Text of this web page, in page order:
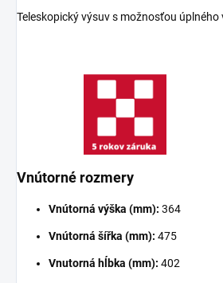
Teleskopický výsuv s možnosťou
Vnútorné rozmery
Vnútorná výška (mm): 364
Vnútorná šířka (mm): 475
Vnutorná hĺbka (mm): 402